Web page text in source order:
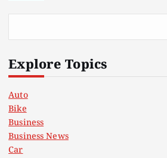
Explore Topics
Auto
Bike
Business
Business News
Car